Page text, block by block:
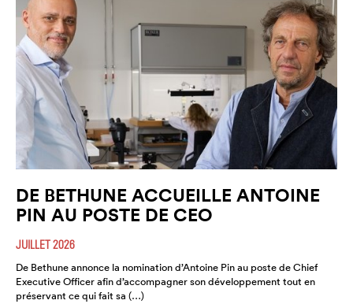
DE BETHUNE ACCUEILLE ANTOINE
PIN AU POSTE DE CEO
JUILLET 2026
De Bethune annonce la nomination d’Antoine Pin au poste de Chief
Executive Officer afin d’accompagner son développement tout en
préservant ce qui fait sa (…)